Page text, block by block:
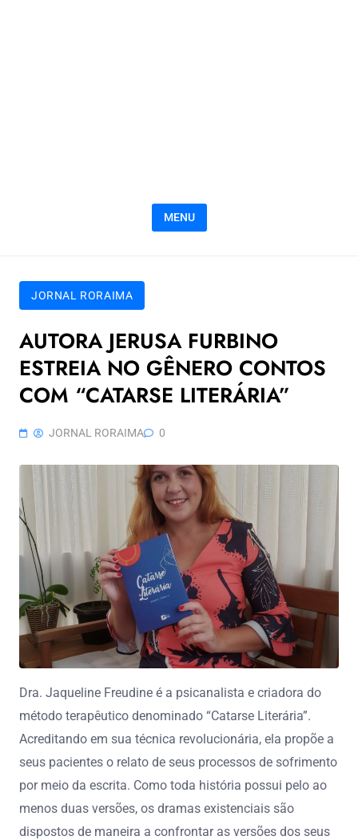
MENU
JORNAL RORAIMA
AUTORA JERUSA FURBINO
ESTREIA NO GÊNERO CONTOS
COM “CATARSE LITERÁRIA”
JORNAL RORAIMA 0
Dra. Jaqueline Freudine é a psicanalista e criadora do
método terapêutico denominado “Catarse Literária”.
Acreditando em sua técnica revolucionária, ela propõe a
seus pacientes o relato de seus processos de sofrimento
por meio da escrita. Como toda história possui pelo ao
menos duas versões, os dramas existenciais são
dispostos de maneira a confrontar as versões dos seus